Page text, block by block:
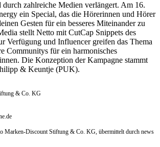
zahlreiche Medien verlängert. Am 16.
ein Special, das die Hörerinnen und Hörer
Gesten für ein besseres Miteinander zu
stellt Netto mit CutCap Snippets des
Verfügung und Influencer greifen das Thema
Communitys für ein harmonisches
Die Konzeption der Kampagne stammt
& Keuntje (PUK).
& Co. KG
Marken-Discount Stiftung & Co. KG, übermittelt durch news